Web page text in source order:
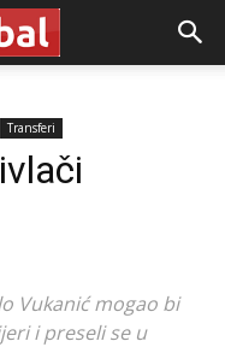
Transferi
Vukanić mogao bi
i preseli se u